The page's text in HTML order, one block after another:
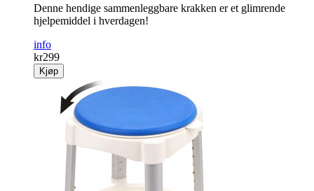
Denne hendige sammenleggbare krakken er et glimrende
hjelpemiddel i hverdagen!
info
kr299
Kjøp